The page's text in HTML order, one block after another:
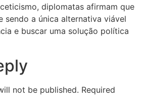
diplomatas afirmam que
sendo a única alternativa viável
e buscar uma solução política
not be published. Required